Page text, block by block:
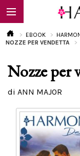
EBOOK
Calendario
EBOOK
NOZZE PER VENDETTA
Nozze per
di ANN MAJOR